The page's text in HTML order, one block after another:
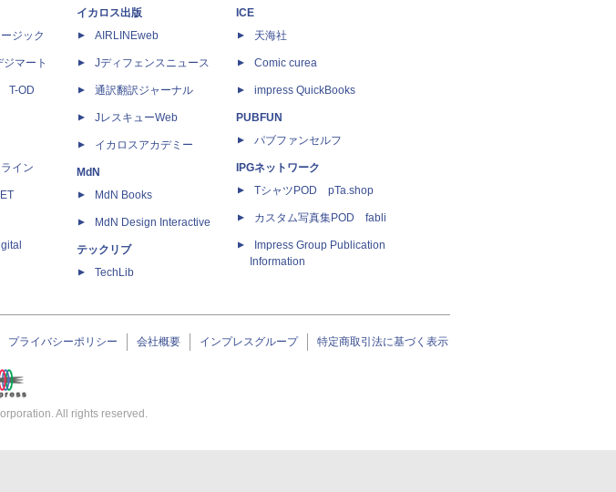
ジック
マート
T-OD
イン
イカロス出版
AIRLINEweb
Jディフェンスニュース
通訳翻訳ジャーナル
JレスキューWeb
イカロスアカデミー
MdN
MdN Books
MdN Design Interactive
テックリブ
TechLib
ICE
天海社
Comic curea
impress QuickBooks
PUBFUN
パブファンセルフ
IPGネットワーク
TシャツPOD pTa.shop
カスタム写真集POD fabli
Impress Group Publication
Information
プライバシーポリシー 会社概要 インプレスグループ 特定商取引法に基づく表示
All rights reserved.